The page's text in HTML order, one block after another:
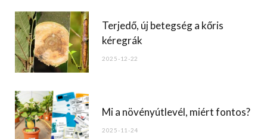
Terjedő, új betegség a kőris
kéregrák
2025-12-22
Mi a növényútlevél, miért fontos?
2025-11-24